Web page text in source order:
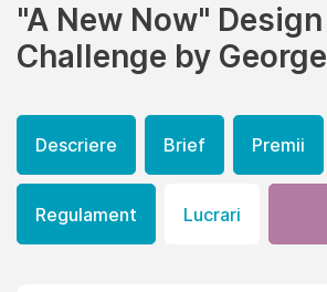
"A New Now" Design
Challenge by George
Descriere Brief Premii
Regulament Lucrari